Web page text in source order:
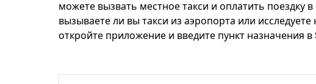
можете вызвать местное такси и оплатить поездку
вызываете ли вы такси из аэропорта или
откройте приложение и введите пункт назначения в